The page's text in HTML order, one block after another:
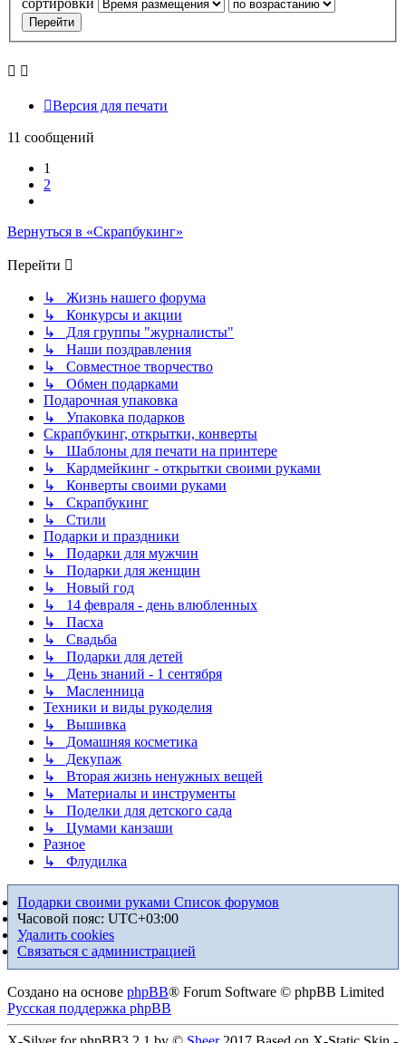
сортировки
Версия для печати
11 сообщений
1
2
Вернуться в «Скрапбукинг»
Перейти
↳ Жизнь нашего форума
↳ Конкурсы и акции
↳ Для группы "журналисты"
↳ Наши поздравления
↳ Совместное творчество
↳ Обмен подарками
Подарочная упаковка
↳ Упаковка подарков
Скрапбукинг, открытки, конверты
↳ Шаблоны для печати на принтере
↳ Кардмейкинг - открытки своими руками
↳ Конверты своими руками
↳ Скрапбукинг
↳ Стили
Подарки и праздники
↳ Подарки для мужчин
↳ Подарки для женщин
↳ Новый год
↳ 14 февраля - день влюбленных
↳ Пасха
↳ Свадьба
↳ Подарки для детей
↳ День знаний - 1 сентября
↳ Масленница
Техники и виды рукоделия
↳ Вышивка
↳ Домашняя косметика
↳ Декупаж
↳ Вторая жизнь ненужных вещей
↳ Материалы и инструменты
↳ Поделки для детского сада
↳ Цумами канзаши
Разное
↳ Флудилка
Подарки своими руками Список форумов
Часовой пояс: UTC+03:00
Удалить cookies
Связаться с администрацией
Создано на основе phpBB® Forum Software © phpBB Limited
Русская поддержка phpBB